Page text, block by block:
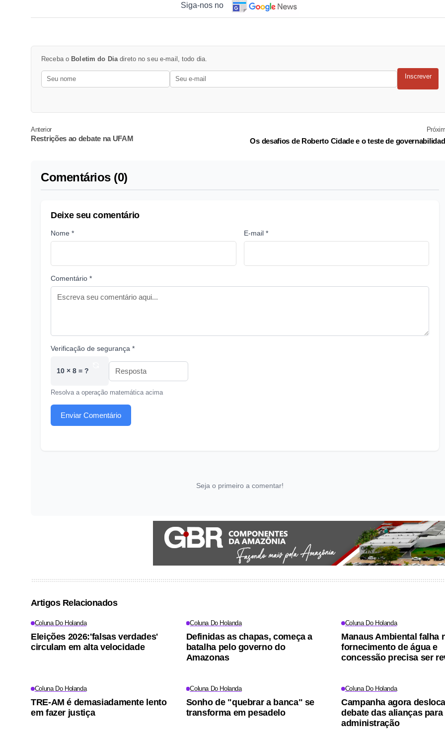
Siga-nos no
Receba o Boletim do Dia direto no seu e-mail, todo dia.
Inscrever
Anterior
Restrições ao debate na UFAM Os desafios de Roberto Cidade e o teste de
Comentários (0)
Deixe seu comentário
Nome * E-mail *
Comentário *
Verificação de segurança *
10 × 8 = ?
Resolva a operação matemática acima
Enviar Comentário
Seja o primeiro a comentar!
Artigos Relacionados
Coluna Do Holanda
Eleições 2026:'falsas verdades'
circulam em alta velocidade
Coluna Do Holanda
Definidas as chapas, começa a
batalha pelo governo do
Amazonas
Coluna Do Holanda
Manaus Ambiental falha
fornecimento de água e
concessão precisa ser
Coluna Do Holanda
TRE-AM é demasiadamente lento
em fazer justiça
Coluna Do Holanda
Sonho de "quebrar a banca" se
transforma em pesadelo
Coluna Do Holanda
Campanha agora
debate das alianças para
administração